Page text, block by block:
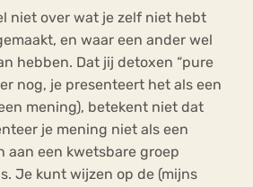
niet over wat je zelf niet hebt
en waar een ander wel
hebben. Dat jij detoxen “pure
nog, je presenteert het als een
mening), betekent niet dat
je mening niet als een
aan een kwetsbare groep
Je kunt wijzen op de (mijns